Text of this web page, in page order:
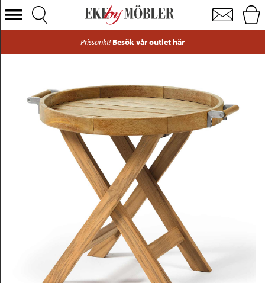
Inout Form sidobord teak Ø50 cm
Välj Kategori
Varumärken
Prissänkt! Besök vår outlet här